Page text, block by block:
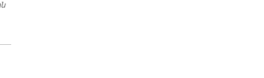
Ֆէյսպուք. Բարիք Եւ Չարիք